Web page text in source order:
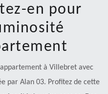
en pour
à Villebret avec
par Alan 03. Profitez de cette